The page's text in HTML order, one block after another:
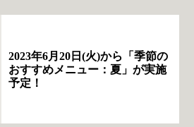
2023年6月20日(火)から「季節の
おすすめメニュー：夏」が実施
予定！